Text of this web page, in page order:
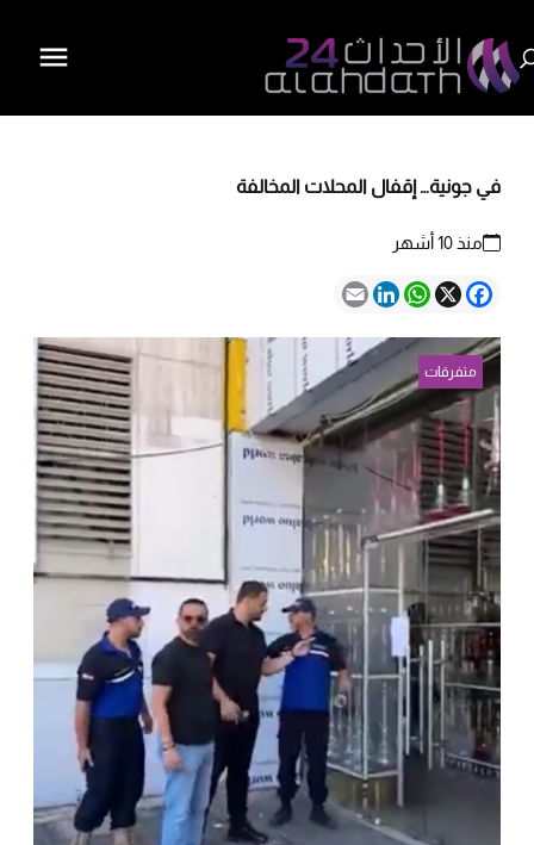
في جونية… إقفال المحلات المخالفة
منذ 10 أشهر
Facebook
X
WhatsApp
LinkedIn
Email
متفرقات